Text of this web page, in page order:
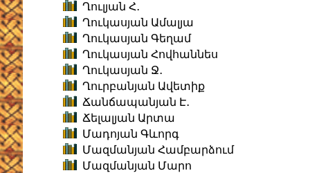
Ղուլյան Հ․
Ղուկասյան Ամալյա
Ղուկասյան Գեղամ
Ղուկասյան Հովհաննես
Ղուկասյան Ջ․
Ղուրբանյան Ավետիք
Ճանճապանյան Է․
Ճելալյան Արտա
Մադոյան Գևորգ
Մազմանյան Համբարձում
Մազմանյան Մարո